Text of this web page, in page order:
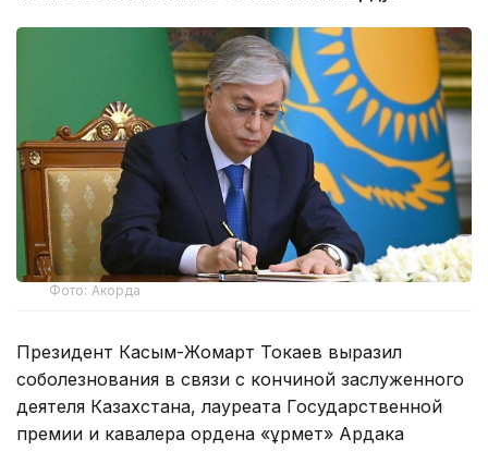
Фото: Акорда
Президент Касым-Жомарт Токаев выразил
соболезнования в связи с кончиной заслуженного
деятеля Казахстана, лауреата Государственной
премии и кавалера ордена «Құрмет» Ардака